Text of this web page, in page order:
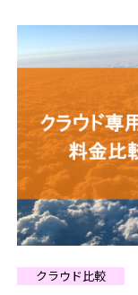
クラウド比較